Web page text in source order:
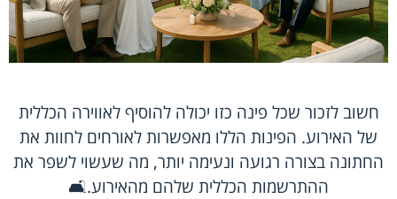
חשוב לזכור שכל פינה כזו יכולה להוסיף לאווירה הכללית
של האירוע. הפינות הללו מאפשרות לאורחים לחוות את
החתונה בצורה רגועה ונעימה יותר, מה שעשוי לשפר את
ההתרשמות הכללית שלהם מהאירוע.🛋️